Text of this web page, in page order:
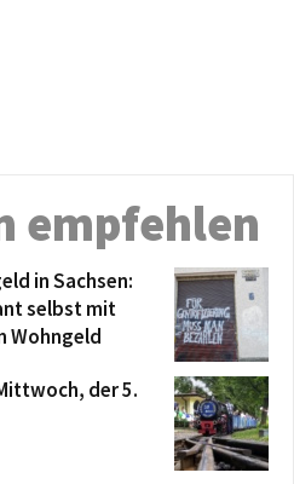
empfehlen
in Sachsen:
selbst mit
Wohngeld
der 5.